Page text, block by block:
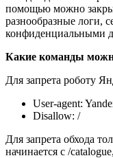
помощью можно
разнообразные логи,
конфиденциальными
Какие команды
Для запрета роботу
User-agent:
Disallow: /
Для запрета обхода
начинается с /